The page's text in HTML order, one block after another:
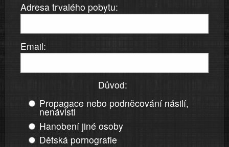
Adresa trvalého pobytu:
Email:
Důvod:
Propagace nebo podněcování násilí,
nenávisti
Hanobení jiné osoby
Dětská pornografie